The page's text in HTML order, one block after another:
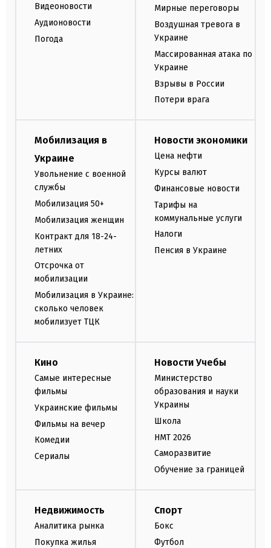
Видеоновости
Аудионовости
Погода
Мирные переговоры
Воздушная тревога в
Украине
Массированная атака по
Украине
Взрывы в России
Потери врага
Мобилизация в
Украине
Увольнение с военной
службы
Мобилизация 50+
Мобилизация женщин
Контракт для 18-24-
летних
Отсрочка от
мобилизации
Мобилизация в Украине:
сколько человек
мобилизует ТЦК
Новости экономики
Цена нефти
Курсы валют
Финансовые новости
Тарифы на
коммунальные услуги
Налоги
Пенсия в Украине
Кино
Самые интересные
фильмы
Украинские фильмы
Фильмы на вечер
Комедии
Сериалы
Новости Учебы
Министерство
образования и науки
Украины
Школа
НМТ 2026
Саморазвитие
Обучение за границей
Недвижимость
Аналитика рынка
Покупка жилья
Спорт
Бокс
Футбол